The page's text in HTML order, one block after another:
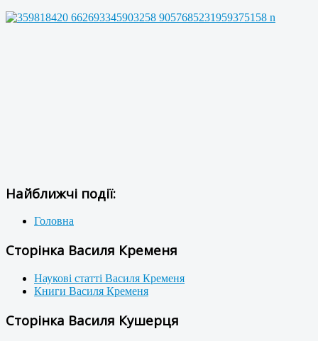
Найближчі події:
Головна
Сторінка Василя Кременя
Наукові статті Василя Кременя
Книги Василя Кременя
Сторінка Василя Кушерця